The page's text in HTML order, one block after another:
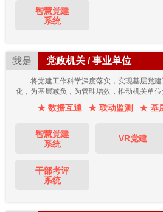
智慧党建
系统
我是 党政机关 / 事业单位
将党建工作科学深度落实，实现基层党
化，为基层减负，为管理增效，推动机关单位
★ 数据互通 ★ 联动监测 ★ 基
智慧党建
系统
VR党建
干部考评
系统